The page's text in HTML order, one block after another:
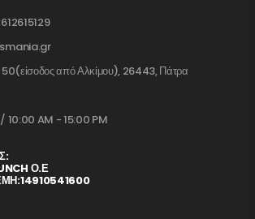
από Αλκίμου), 26443, Πάτρα
10:00 AM - 15:00 PM
Ο.Ε